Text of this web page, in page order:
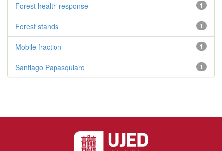
1
Forest health response
1
Forest stands
1
Mobile fraction
1
Santiago Papasquiaro